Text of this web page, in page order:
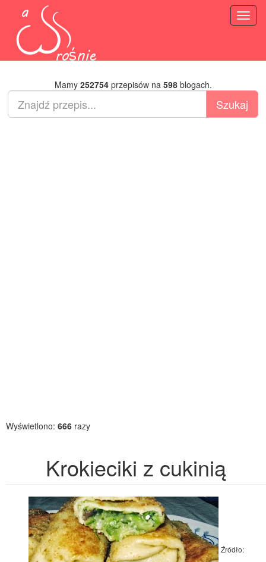
Mamy 252754przepisów na 598blogach.
Wyświetlono: 666 razy
Krokieciki z cukinią
Źródło: